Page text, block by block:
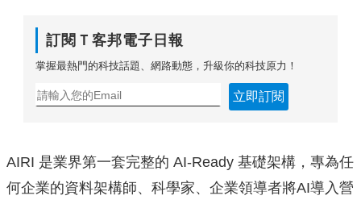
訂閱Ｔ客邦電子日報
掌握最熱門的科技話題、網路動態，升級你的科技原力！
立即訂閱
AIRI 是業界第一套完整的 AI-Ready 基礎架構，專為任
何企業的資料架構師、科學家、企業領導者將AI導入營